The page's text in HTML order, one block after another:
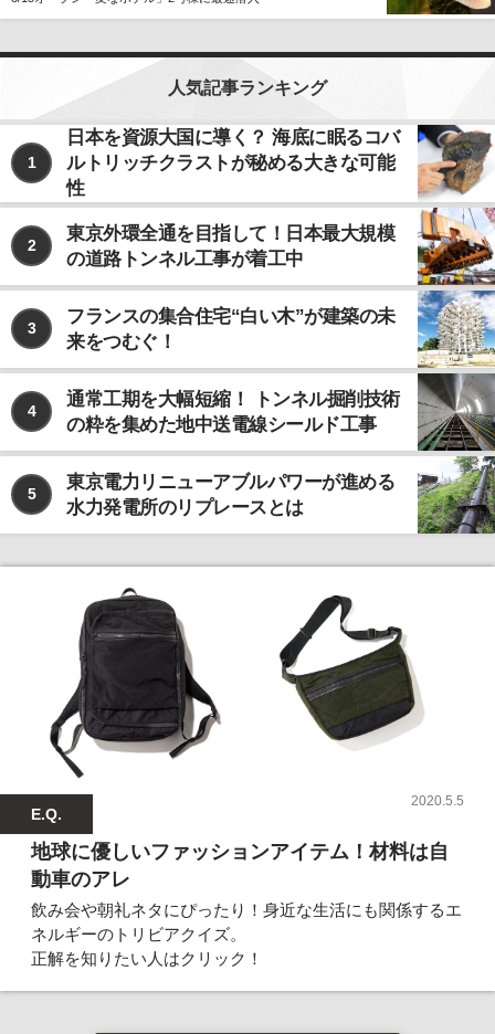
人気記事ランキング
1
日本を資源大国に導く？ 海底に眠るコバ
ルトリッチクラストが秘める大きな可能
性
2
東京外環全通を目指して！日本最大規模
の道路トンネル工事が着工中
3
フランスの集合住宅“白い木”が建築の未
来をつむぐ！
4
通常工期を大幅短縮！ トンネル掘削技術
の粋を集めた地中送電線シールド工事
5
東京電力リニューアブルパワーが進める
水力発電所のリプレースとは
E.Q.
2020.5.5
地球に優しいファッションアイテム！材料は自
動車のアレ
飲み会や朝礼ネタにぴったり！身近な生活にも関係するエ
ネルギーのトリビアクイズ。
正解を知りたい人はクリック！